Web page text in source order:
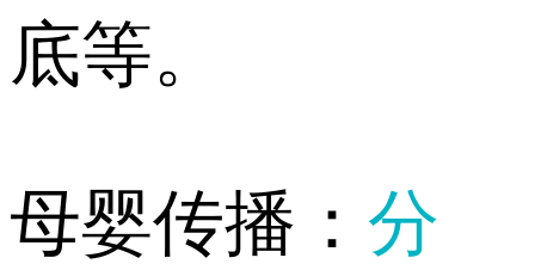
底等。
母婴传播： 分